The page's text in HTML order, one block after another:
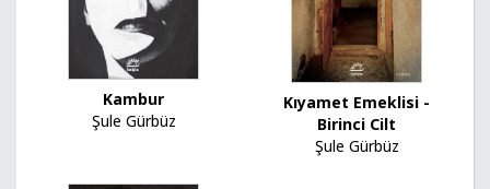
Kambur
Şule Gürbüz
Kıyamet Emeklisi -
Birinci Cilt
Şule Gürbüz